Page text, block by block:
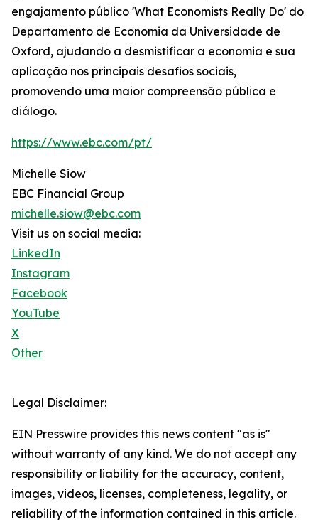
engajamento público 'What Economists Really Do' do
Departamento de Economia da Universidade de
Oxford, ajudando a desmistificar a economia e sua
aplicação nos principais desafios sociais,
promovendo uma maior compreensão pública e
diálogo.
https://www.ebc.com/pt/
Michelle Siow
EBC Financial Group
michelle.siow@ebc.com
Visit us on social media:
LinkedIn
Instagram
Facebook
YouTube
X
Other
Legal Disclaimer:
EIN Presswire provides this news content "as is"
without warranty of any kind. We do not accept any
responsibility or liability for the accuracy, content,
images, videos, licenses, completeness, legality, or
reliability of the information contained in this article.